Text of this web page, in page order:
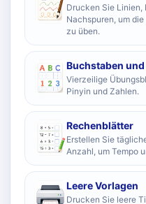
Drucken Sie Linien,
Nachspuren, um
zu üben.
Buchstaben und
Vierzeilige
Pinyin und Zahlen.
Rechenblätter
Erstellen Sie
Anzahl, um Tempo
Leere Vorlagen
Drucken Sie leere